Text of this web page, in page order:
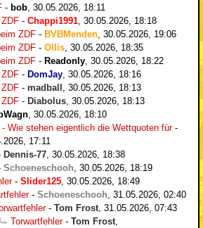
- bob 30.05.2026, 18:11
- Chappi1991 30.05.2026, 18:18
ZDF - BVBMenden 30.05.2026, 19:06
ZDF - Ollis 30.05.2026, 18:35
ZDF - Readonly 30.05.2026, 18:22
- DomJay 30.05.2026, 18:16
- madball
30.05.2026, 18:13
- Diabolus 30.05.2026, 18:13
30.05.2026, 18:10
- Wie stehen eigentlich die Wettquoten für-
17:11
Dennis-77 30.05.2026, 18:38
Schoeneschooh 30.05.2026, 18:19
- Slider125 30.05.2026, 18:49
- Schoeneschooh 31.05.2026, 02:40
- Tom Frost 31.05.2026, 07:43
Torwartfehler- Tom Frost